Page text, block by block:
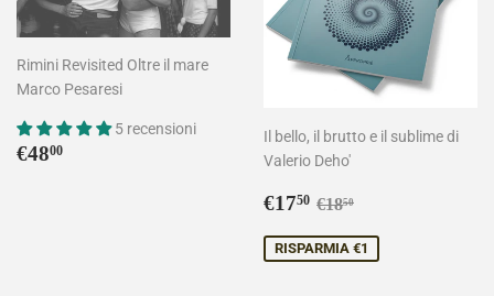
Rimini Revisited Oltre il mare
Marco Pesaresi
5 recensioni
Prezzo
€4800
Il bello, il brutto e il sublime di
Valerio Deho'
Prezzo
€1750 €17,50
Prezzo di listino
€1850
RISPARMIA €1